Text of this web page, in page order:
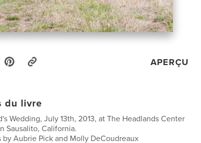
APERÇU
du livre
Wedding, July 13th, 2013, at The Headlands Center
Sausalito, California.
by Aubrie Pick and Molly DeCoudreaux